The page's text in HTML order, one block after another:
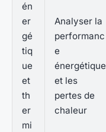
én
er
gé
tiq
ue
et
th
er
mi
Analyser la
performanc
e
énergétique
et les
pertes de
chaleur